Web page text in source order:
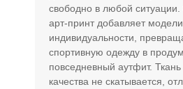
свободно в любой
арт-принт добавляет модели
индивидуальности,
спортивную одежду в
повседневный аутфит.
качества не скатывается,